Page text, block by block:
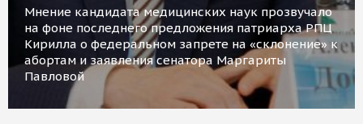
Мнение кандидата медицинских наук прозвучало
на фоне последнего предложения патриарха РПЦ
Кирилла о федеральном запрете на «склонение» к
абортам и заявления сенатора Маргариты
Павловой